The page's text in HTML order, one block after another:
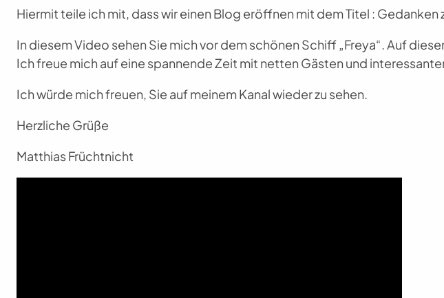
Hiermit teile ich mit, dass wir einen Blog eröffnen mit dem Titel : Gedanken
In diesem Video sehen Sie mich vor dem schönen Schiff „Freya“. Auf
Ich freue mich auf eine spannende Zeit mit netten Gästen und
Ich würde mich freuen, Sie auf meinem Kanal wieder zu sehen.
Herzliche Grüße
Matthias Früchtnicht